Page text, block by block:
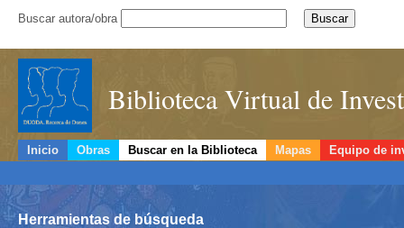
Buscar autora/obra
Biblioteca Virtual de
Inicio Obras Buscar en la Biblioteca Mapas Equipo de
Herramientas de búsqueda